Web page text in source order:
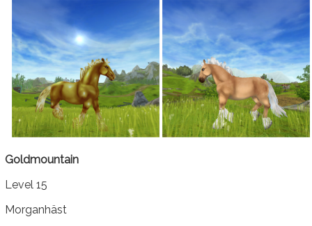
Goldmountain
Level 15
Morganhäst